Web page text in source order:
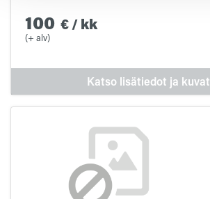
100 €/kk
(+ alv)
Katso lisätiedot ja kuvat